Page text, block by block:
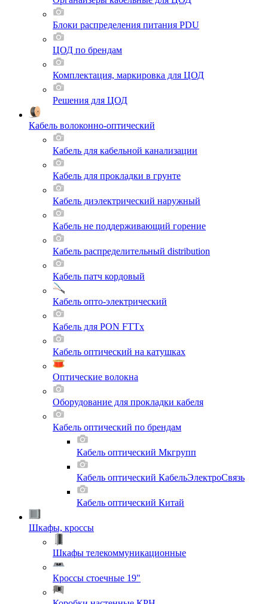
Блоки распределения питания PDU
ЦОД по брендам
Комплектация, маркировка для ЦОД
Решения для ЦОД
Кабель волоконно-оптический
Кабель для кабельной канализации
Кабель для прокладки в грунте
Кабель диэлектрический наружный
Кабель не поддерживающий горение
Кабель распределительный distribution
Кабель патч кордовый
Кабель опто-электрический
Кабель для PON FTTx
Кабель оптический на катушках
Оптические волокна
Оборудование для прокладки кабеля
Кабель оптический по брендам
Кабель оптический Мкгрупп
Кабель оптический КабельЭлектроСвязь
Кабель оптический Китай
Шкафы, кроссы
Шкафы телекоммуникационные
Кроссы стоечные 19"